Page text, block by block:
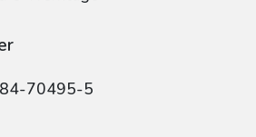
70495-5